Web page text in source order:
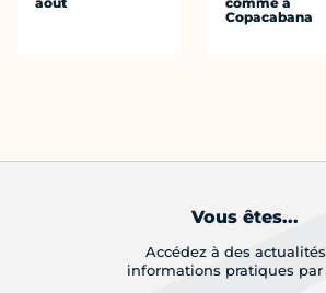
Copacabana
Vous êtes...
Accédez à des
informations pratiques par